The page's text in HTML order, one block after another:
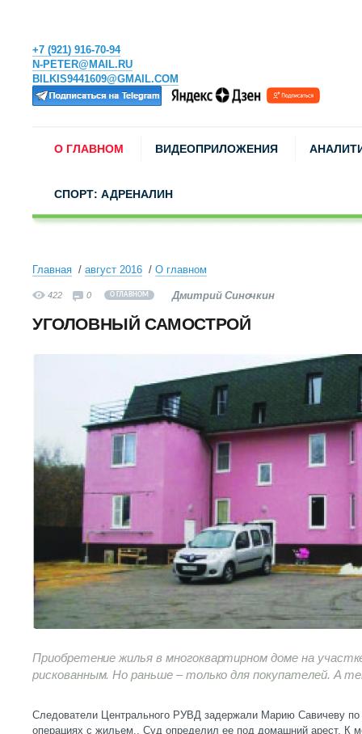
+7 (921) 916-70-94
N-PETER@MAIL.RU
BILKIS9441609@GMAIL.COM
О ГЛАВНОМ ВИДЕОПРИЛОЖЕНИЯ
СПОРТ: АДРЕНАЛИН
Главная август 2016 О главном
422 0 О ГЛАВНОМ Дмитрий Синочкин
УГОЛОВНЫЙ САМОСТРОЙ
Приобретение жилья в многоквартирном доме на
рискованным. Но раньше – только для покупателей. А
Следователи Центрального РУВД задержали Марию Савичеву
операциях с жильем.. Суд определил ее под домашний арест. К